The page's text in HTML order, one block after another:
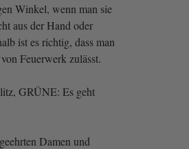
Winkel, wenn man sie
aus der Hand oder
ist es richtig, dass man
Feuerwerk zulässt.
GRÜNE: Es geht
Damen und